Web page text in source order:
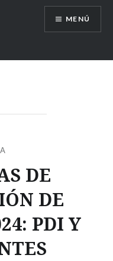
MENÚ
DE
DE
PDI Y